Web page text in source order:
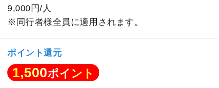
9,000円/人
※同行者様全員に適用されます。
ポイント還元
1,500ポイント